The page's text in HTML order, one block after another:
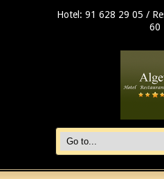
Hotel: 91 628 29 05 /
60